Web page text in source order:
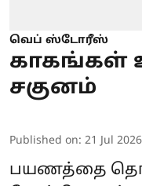
வெப் ஸ்டோரீஸ்
காகங்கள்
சகுனம்
Published on: 21 Jul
பயணத்தை